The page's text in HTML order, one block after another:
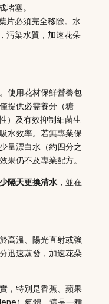
堵塞。
片必須完全移除。水
污染水質，加速花朵
使用花材保鮮營養包
提供必需養分（糖
）及有效抑制細菌生
水效率。若無專業保
量漂白水（約四分之
果仍不及專業配方。
隔天更換清水 ，並在
高溫、陽光直射或強
迅速蒸發，加速花朵
，特別是香蕉、蘋果
）氣體，這是一種